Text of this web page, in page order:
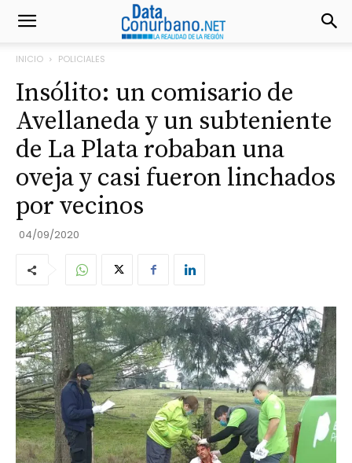
INICIO POLICIALES
Insólito: un comisario de
Avellaneda y un subteniente
de La Plata robaban una
oveja y casi fueron linchados
por vecinos
04/09/2020